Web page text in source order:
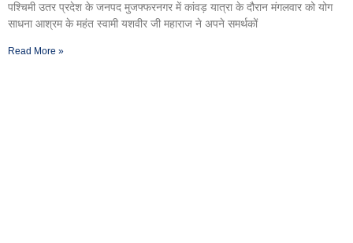
पश्चिमी उतर प्रदेश के जनपद मुजफ्फरनगर में कांवड़ यात्रा के दौरान मंगलवार को योग
साधना आश्रम के महंत स्वामी यशवीर जी महाराज ने अपने समर्थकों
Read More »